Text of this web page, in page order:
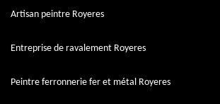
Artisan peintre Royeres
Entreprise de ravalement Royeres
Peintre ferronnerie fer et métal Royeres